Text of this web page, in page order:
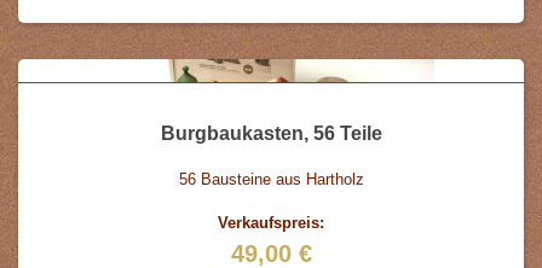
Burgbaukasten, 56 Teile
56 Bausteine aus Hartholz
Verkaufspreis:
49,00 €